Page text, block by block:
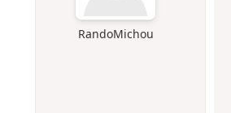
RandoMichou